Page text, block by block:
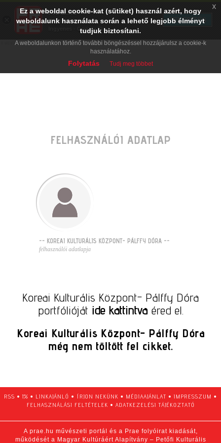
FELHASZNÁLÓI ADATLAP
-- KOREAI KULTURÁLIS KÖZPONT- PÁLFFY DÓRA --
felhasználói adatlapja
Koreai Kulturális Központ- Pálffy Dóra
portfólióját ide kattintvaéred el.
Koreai Kulturális Központ- Pálffy Dóra
még nem töltött fel cikket.
RSS • 1% • LINKAJÁNLÓ • ÍRJON NEKÜNK • MÉDIAAJÁNLAT • IMPRESSZUM •
FELHASZNÁLÁSI FELTÉTELEK • ADATKEZELÉSI TÁJÉKOZTATÓ
A prae.hu művészeti portál és a Prae folyóirat kiadását,
működését a Magyar Kultúráért Alapítvány – Petőfi Kulturális
Ez a weboldal cookie-kat (sütiket) használ azért, hogy
weboldalunk használata során a lehető legjobb élményt
tudjuk biztosítani.
A weboldalunkon történő további böngészéssel hozzájárulsz a cookie-k
használatához.
Folytatás Tudj meg többet
x
PRAE.HU
Digital Evolution
Ingyenes - Google Play
TELEPÍTÉS